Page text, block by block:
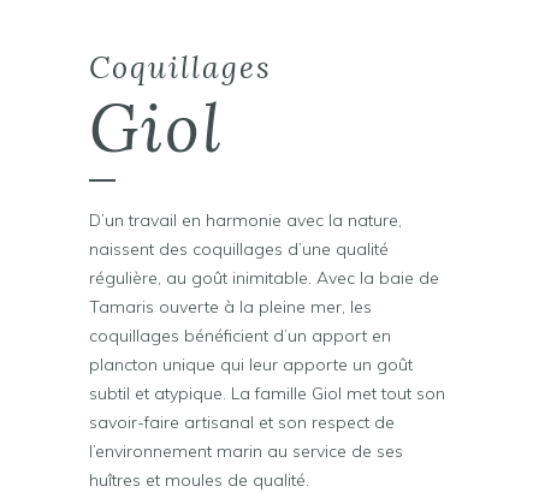
Coquillages
Giol
D’un travail en harmonie avec la nature,
naissent des coquillages d’une qualité
régulière, au goût inimitable. Avec la baie de
Tamaris ouverte à la pleine mer, les
coquillages bénéficient d’un apport en
plancton unique qui leur apporte un goût
subtil et atypique. La famille Giol met tout son
savoir-faire artisanal et son respect de
l’environnement marin au service de ses
huîtres et moules de qualité.